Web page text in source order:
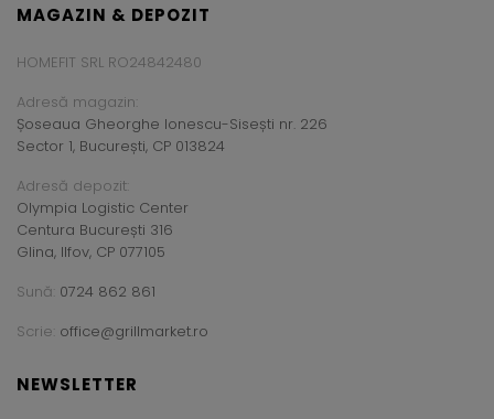
MAGAZIN & DEPOZIT
HOMEFIT SRL RO24842480
Adresă magazin:
Șoseaua Gheorghe Ionescu-Sisești nr. 226
Sector 1, București, CP 013824
Adresă depozit:
Olympia Logistic Center
Centura București 316
Glina, Ilfov, CP 077105
Sună: 0724 862 861
Scrie: office@grillmarket.ro
NEWSLETTER